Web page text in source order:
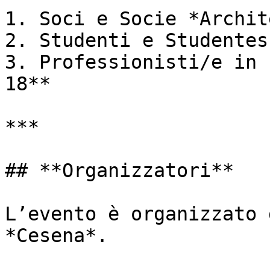
1. Soci e Socie
2. Studenti e
3. Professionisti/e in
18**
***
## **Organizzatori**
L’evento è
*Cesena*.